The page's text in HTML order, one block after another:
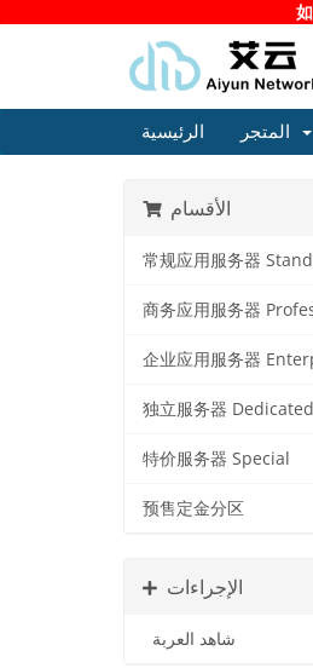
الرئيسية
الأقسام
常规应用服务器
商务应用服务器
企业应用服务器
独立服务器 Dedicated
特价服务器 Special
预售定金分区
الإجراءات
شاهد العربة